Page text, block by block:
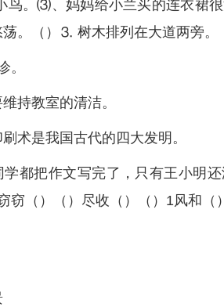
鸟。⑶、妈妈给小兰买的连衣裙
。（）⒊ 树木排列在大道两旁。
。
持教室的清洁。
术是我国古代的四大发明。
都把作文写完了，只有王小明
窃（）（）尽收（）（）1风和